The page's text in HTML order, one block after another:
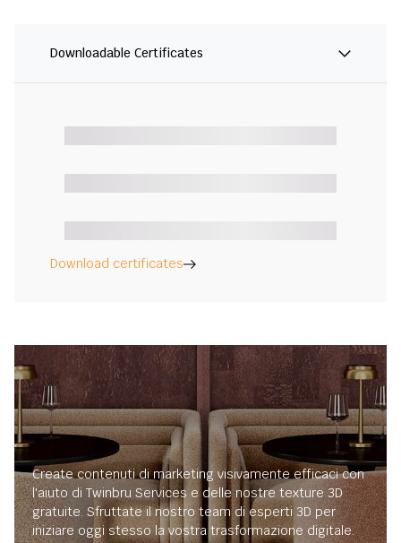
Downloadable Certificates
Download certificates
Create contenuti di marketing visivamente efficaci con
l'aiuto di Twinbru Services e delle nostre texture 3D
gratuite. Sfruttate il nostro team di esperti 3D per
iniziare oggi stesso la vostra trasformazione digitale.